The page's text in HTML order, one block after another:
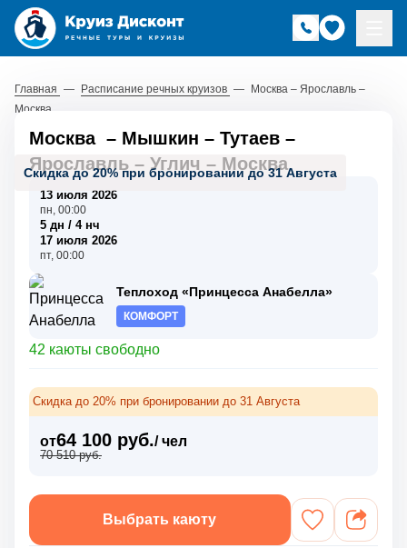
Главная — Расписание речных круизов — Москва – Ярославль –
Москва
Скидка до 20% при бронировании до 31 Августа
Москва – Мышкин – Тутаев –
Ярославль – Углич – Москва
13 июля 2026
пн, 00:00
5 дн / 4 нч
17 июля 2026
пт, 00:00
Теплоход «Принцесса Анабелла»
КОМФОРТ
42 каюты свободно
Скидка до 20% при бронировании до 31 Августа
от64 100 руб./ чел
70 510 руб.
Выбрать каюту